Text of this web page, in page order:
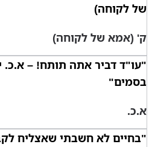
של לקוחה)
ק' (אמא של לקוחה)
"עו"ד דביר אתה תותח! – א.כ.
בסמים"
א.כ.
"בחיים לא חשבתי שאצליח